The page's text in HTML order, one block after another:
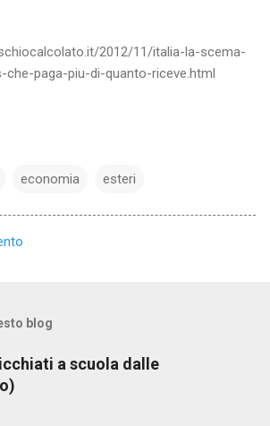
2012/11/italia-la-scema-
che-paga-piu-di-quanto-riceve.html
economia esteri
blog
a scuola dalle